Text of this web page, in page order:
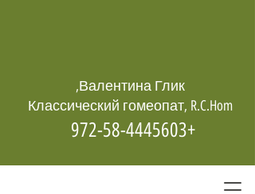
Валентина Глик,
+972-58-4445603